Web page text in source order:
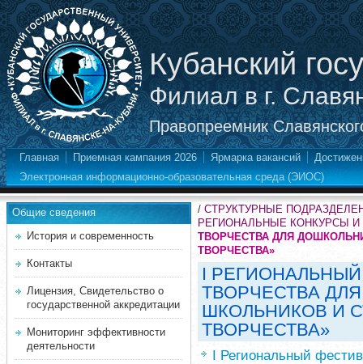
Кубанский
Филиал в г.
Правопреемник
Главная Приемная кампания 2026 Ярмарка вакансий
Электронная информационно-образовательная среда (ЭИОС)
Общие сведения
История и современность
Контакты
Лицензия, Свидетельство о
государственной аккредитации
Мониторинг эффективности
деятельности
/ СТРУКТУРНЫЕ
РЕГИОНАЛЬНЫЕ КОНКУРСЫ И
ТВОРЧЕСТВА ДЛЯ
ТВОРЧЕСТВА»
I
ТВОРЧЕСТВА
ШКОЛЬНИКОВ И
ТВОРЧЕСТВА»
I Региональный